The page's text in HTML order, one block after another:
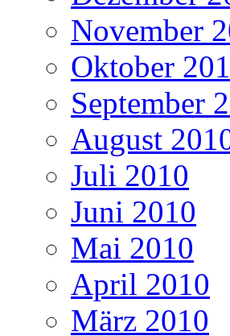
November
Oktober
September
August
Juli 2010
Juni 2010
Mai 2010
April 2010
März 2010